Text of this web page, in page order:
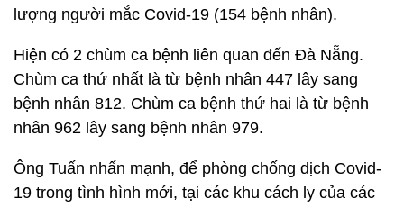
lượng người mắc Covid-19 (154 bệnh nhân).
Hiện có 2 chùm ca bệnh liên quan đến Đà Nẵng.
Chùm ca thứ nhất là từ bệnh nhân 447 lây sang
bệnh nhân 812. Chùm ca bệnh thứ hai là từ bệnh
nhân 962 lây sang bệnh nhân 979.
Ông Tuấn nhấn mạnh, để phòng chống dịch Covid-
19 trong tình hình mới, tại các khu cách ly của các